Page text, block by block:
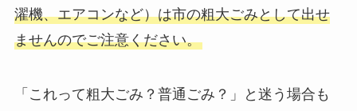
濯機、エアコンなど）は市の粗大ごみとして出せ
ませんのでご注意ください。
「これって粗大ごみ？普通ごみ？」と迷う場合も